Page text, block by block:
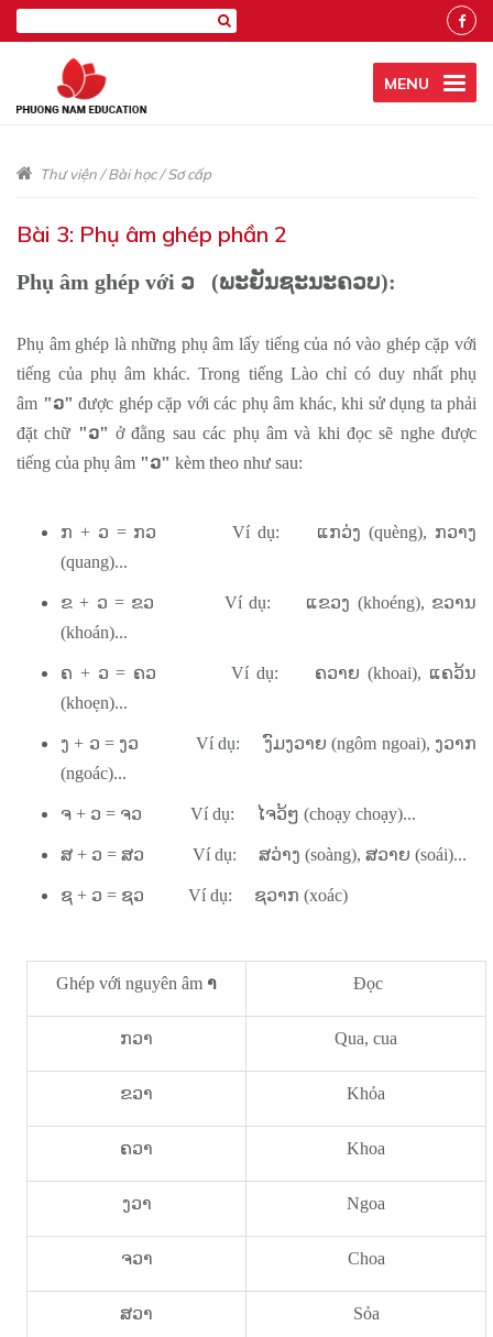
MENU
Thư viện/Bài học/Sơ cấp
Bài 3: Phụ âm ghép phần 2
Phụ âm ghép với ວ (ພະຍັນຊະນະຄວບ):
Phụ âm ghép là những phụ âm lấy tiếng của nó vào ghép cặp với
tiếng của phụ âm khác. Trong tiếng Lào chỉ có duy nhất phụ
âm "ວ" được ghép cặp với các phụ âm khác, khi sử dụng ta phải
đặt chữ "ວ" ở đằng sau các phụ âm và khi đọc sẽ nghe được
tiếng của phụ âm "ວ" kèm theo như sau:
ກ + ວ = ກວ Ví dụ: ແກວ່ງ (quèng), ກວາງ
(quang)...
ຂ + ວ = ຂວ Ví dụ: ແຂວງ (khoéng), ຂວານ
(khoán)...
ຄ + ວ = ຄວ Ví dụ: ຄວາຍ (khoai), ແຄວ້ນ
(khoẹn)...
ງ + ວ = ງວ Ví dụ: ງົມງວາຍ (ngôm ngoai), ງວາກ
(ngoác)...
ຈ + ວ = ຈວ Ví dụ: ໄຈວ້ໆ (choạy choạy)...
ສ + ວ = ສວ Ví dụ: ສວ່າງ (soàng), ສວາຍ (soái)...
ຊ + ວ = ຊວ Ví dụ: ຊວາກ (xoác)
Ghép với nguyên âm າ Đọc
ກວາ Qua, cua
ຂວາ Khỏa
ຄວາ Khoa
ງວາ Ngoa
ຈວາ Choa
ສວາ Sỏa